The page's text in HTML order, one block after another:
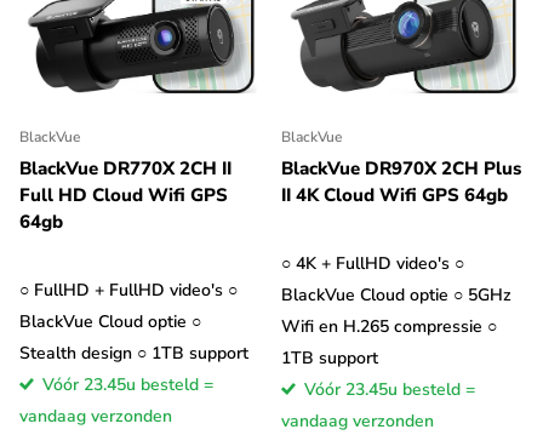
BlackVue
BlackVue DR770X 2CH II
Full HD Cloud Wifi GPS
64gb
○ FullHD + FullHD video's ○
BlackVue Cloud optie ○
Stealth design ○ 1TB support
Vóór 23.45u besteld =
vandaag verzonden
BlackVue
BlackVue DR970X 2CH Plus
II 4K Cloud Wifi GPS 64gb
○ 4K + FullHD video's ○
BlackVue Cloud optie ○ 5GHz
Wifi en H.265 compressie ○
1TB support
Vóór 23.45u besteld =
vandaag verzonden